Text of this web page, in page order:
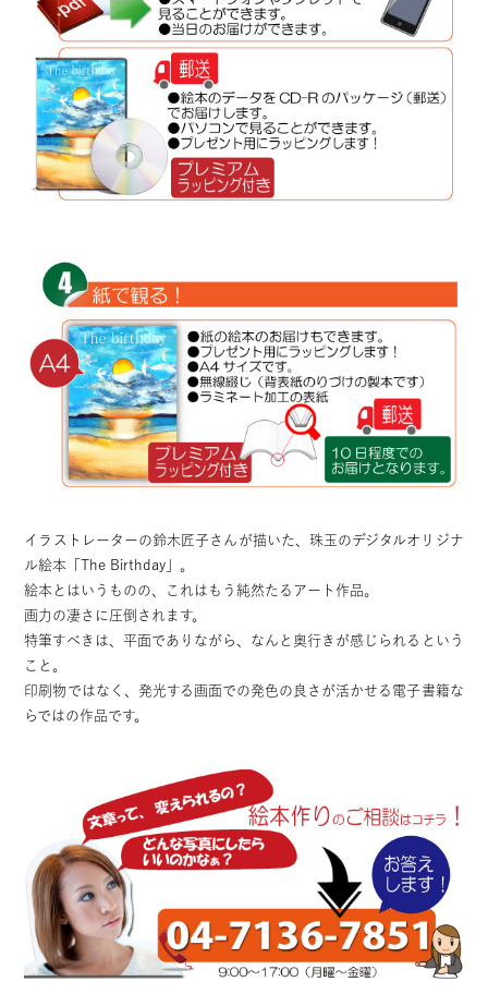
イラストレーターの鈴木匠子さんが描いた、珠玉のデジタルオリジナ
ル絵本「The Birthday」。
絵本とはいうものの、これはもう純然たるアート作品。
画力の凄さに圧倒されます。
特筆すべきは、平面でありながら、なんと奥行きが感じられるという
こと。
印刷物ではなく、発光する画面での発色の良さが活かせる電子書籍な
らではの作品です。